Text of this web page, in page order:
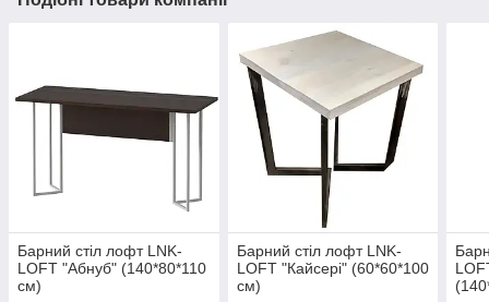
Барний стіл лофт LNK-
LOFT "Абнуб" (140*80*110
см)
Барний стіл лофт LNK-
LOFT "Кайсері" (60*60*100
см)